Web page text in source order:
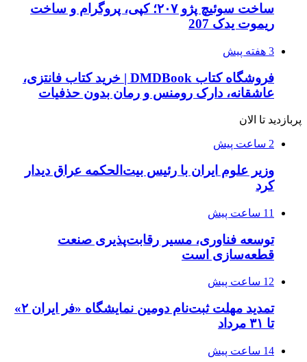
ساخت سوئیچ پژو ۲۰۷؛ کپی، پروگرام و ساخت
ریموت یدک 207
3 هفته پیش
فروشگاه کتاب DMDBook | خرید کتاب فانتزی،
عاشقانه، دارک رومنس و رمان بدون حذفیات
پربازدید تا الان
2 ساعت پیش
وزیر علوم ایران با رئیس بیت‌الحکمه عراق دیدار
کرد
11 ساعت پیش
توسعه فناوری، مسیر رقابت‌پذیری صنعت
قطعه‌سازی است
12 ساعت پیش
تمدید مهلت ثبت‌نام دومین نمایشگاه «فر ایران ۲»
تا ۳۱ مرداد
14 ساعت پیش